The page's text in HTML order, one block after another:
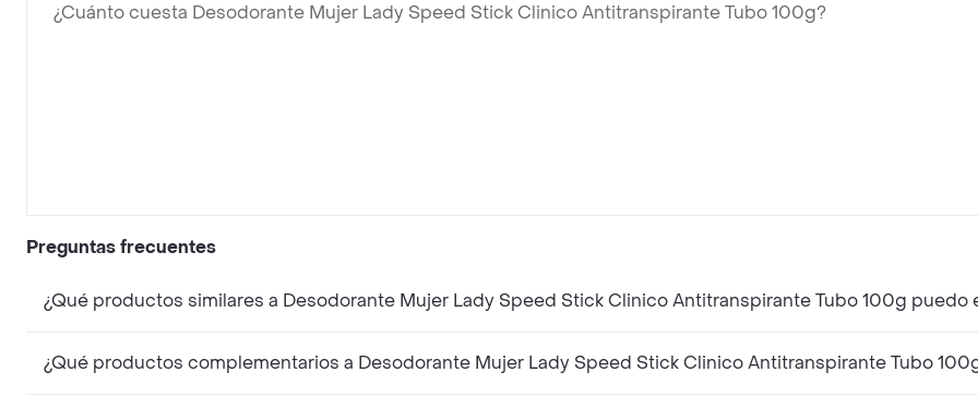
¿Cuánto cuesta Desodorante Mujer Lady Speed Stick Clinico Antitranspirante Tubo 100g?
Preguntas frecuentes
¿Qué productos similares a Desodorante Mujer Lady Speed Stick Clinico Antitranspirante Tubo 100g puedo
¿Qué productos complementarios a Desodorante Mujer Lady Speed Stick Clinico Antitranspirante Tubo